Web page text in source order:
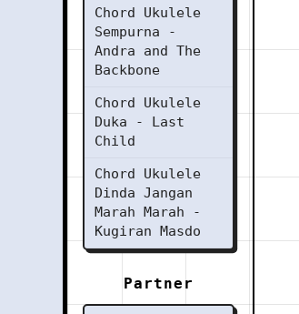
Chord Ukulele
Sempurna -
Andra and The
Backbone
Chord Ukulele
Duka - Last
Child
Chord Ukulele
Dinda Jangan
Marah Marah -
Kugiran Masdo
Partner